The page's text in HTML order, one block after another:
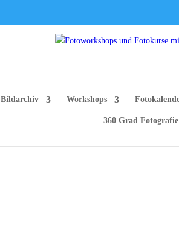
Bildarchiv Workshops
360 Grad Fotografie